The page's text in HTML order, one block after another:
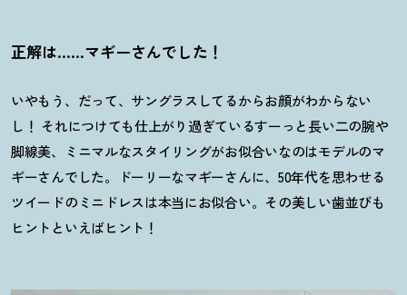
正解は……マギーさんでした ！
いやもう、だって、サングラスしてるからお顔がわからない
し ！ それにつけても仕上がり過ぎているすーっと長い二の腕や
脚線美、ミニマルなスタイリングがお似合いなのはモデルのマ
ギーさんでした。ドーリーなマギーさんに、50年代を思わせる
ツイードのミニドレスは本当にお似合い。その美しい歯並びも
ヒントといえばヒント ！